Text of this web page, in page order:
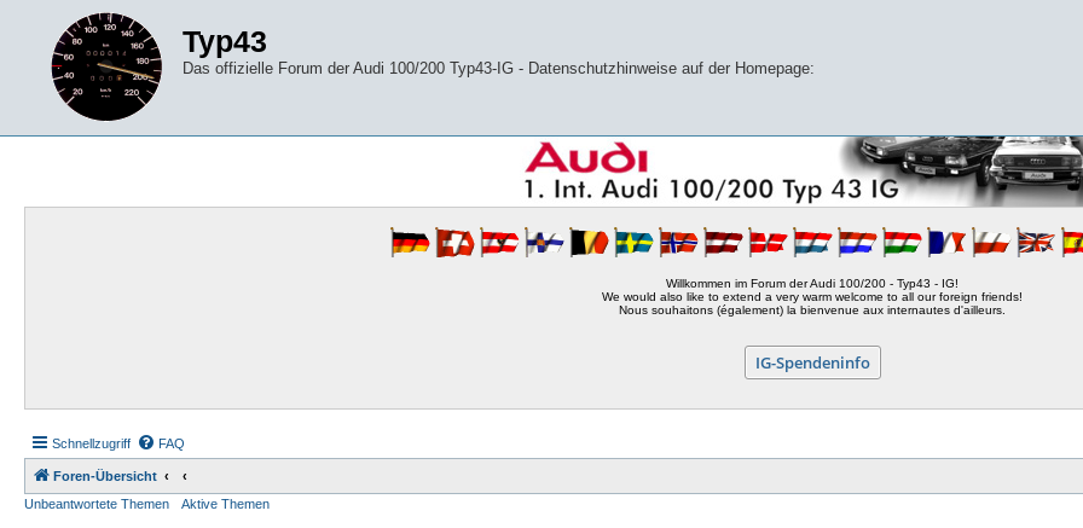
Typ43
Das offizielle Forum der Audi 100/200 Typ43-IG - Datenschutzhinweise auf der Homepage:
Willkommen im Forum der Audi 100/200 - Typ43 - IG!
We would also like to extend a very warm welcome to all our foreign friends!
Nous souhaitons (également) la bienvenue aux internautes d'ailleurs.
IG-Spendeninfo
Schnellzugriff FAQ
Foren-Übersicht
Unbeantwortete Themen
Aktive Themen